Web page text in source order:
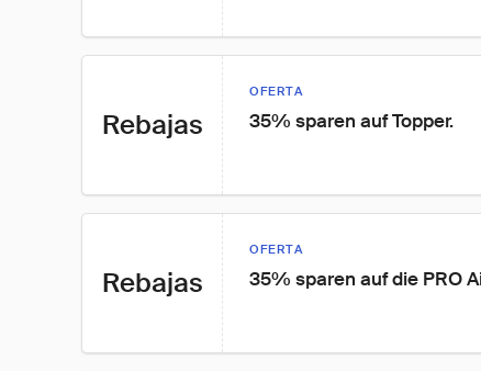
Rebajas
OFERTA
35% sparen auf Topper.
Rebajas
OFERTA
35% sparen auf die PRO